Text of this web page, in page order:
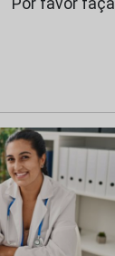
Por favor faça